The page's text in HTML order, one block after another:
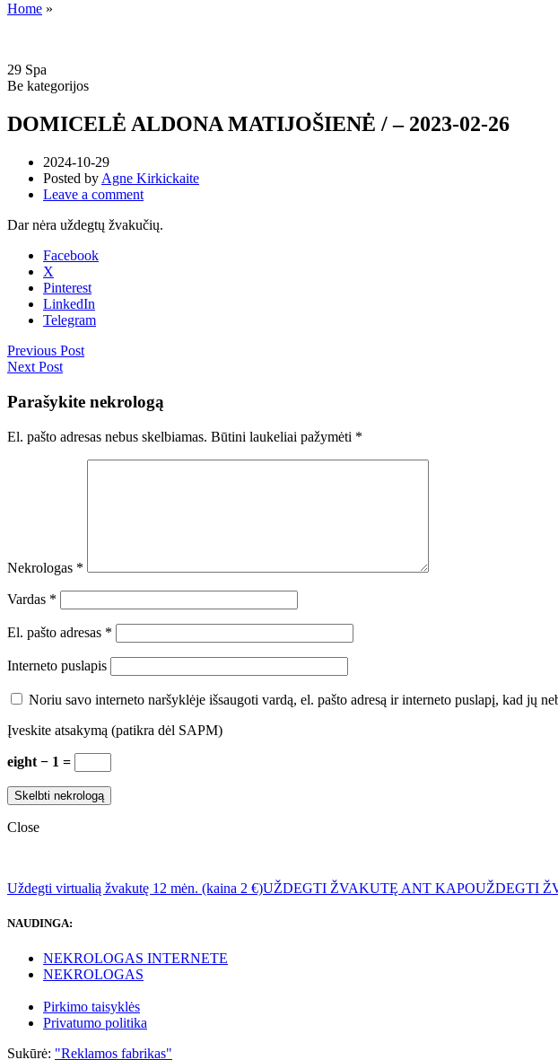
Home »
29 Spa
Be kategorijos
DOMICELĖ ALDONA MATIJOŠIENĖ / – 2023-02-26
2024-10-29
Posted by Agne Kirkickaite
Leave a comment
Dar nėra uždegtų žvakučių.
Facebook
X
Pinterest
LinkedIn
Telegram
Previous Post
Next Post
Parašykite nekrologą
El. pašto adresas nebus skelbiamas. Būtini laukeliai pažymėti *
Nekrologas *
Vardas *
El. pašto adresas *
Interneto puslapis
Noriu savo interneto naršyklėje išsaugoti vardą, el. pašto adresą ir interneto puslapį, kad jų
Įveskite atsakymą (patikra dėl SAPM)
eight − 1 =
Close
Uždegti virtualią žvakutę 12 mėn. (kaina 2 €)UŽDEGTI ŽVAKUTĘ ANT KAPOUŽDEGTI
NAUDINGA:
NEKROLOGAS INTERNETE
NEKROLOGAS
Pirkimo taisyklės
Privatumo politika
Sukūrė: "Reklamos fabrikas"